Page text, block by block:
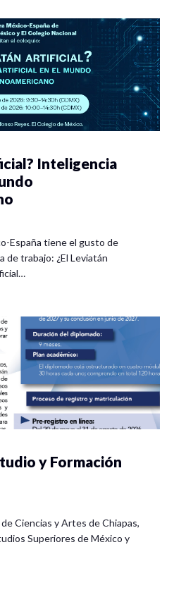
Inteligencia
España tiene el gusto de
de trabajo: ¿El Leviatán
y Formación
Ciencias y Artes de Chiapas,
Superiores de México y